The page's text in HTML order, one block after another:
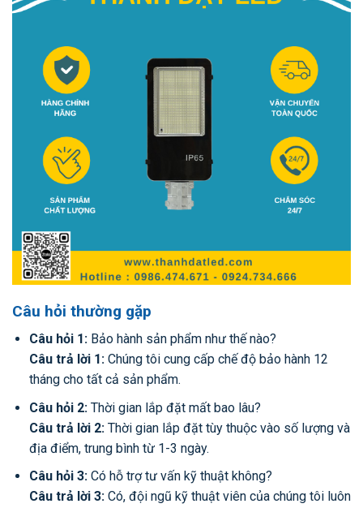
Câu hỏi thường gặp
Câu hỏi 1:Bảo hành sản phẩm như thế nào?
Câu trả lời 1:Chúng tôi cung cấp chế độ bảo hành 12
tháng cho tất cả sản phẩm.
Câu hỏi 2:Thời gian lắp đặt mất bao lâu?
Câu trả lời 2:Thời gian lắp đặt tùy thuộc vào số lượng và
địa điểm, trung bình từ 1-3 ngày.
Câu hỏi 3:Có hỗ trợ tư vấn kỹ thuật không?
Câu trả lời 3:Có, đội ngũ kỹ thuật viên của chúng tôi luôn